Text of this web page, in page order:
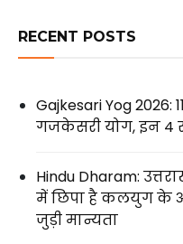
RECENT POSTS
Gajkesari Yog
गजकेसरी योग, इन 4
Hindu Dharam:
में छिपा है कलयुग के
जुड़ी मान्यता